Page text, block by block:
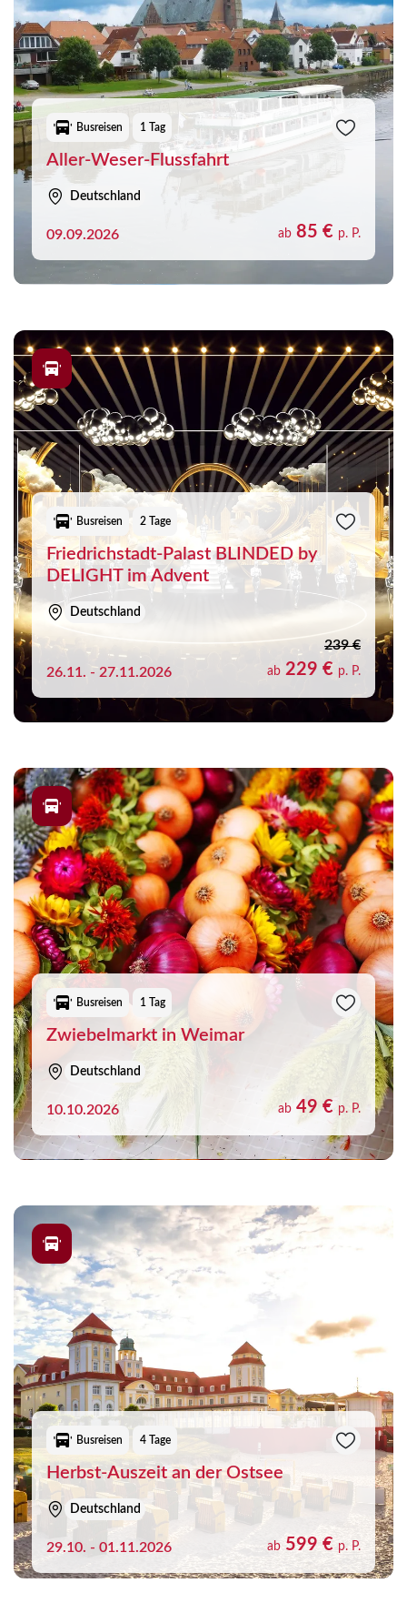
Busreisen 1 Tag
Aller-Weser-Flussfahrt
Deutschland
09.09.2026 ab 85 € p. P.
Busreisen 2 Tage
Friedrichstadt-Palast BLINDED by
DELIGHT im Advent
Deutschland
26.11. - 27.11.2026
239 €
ab 229 € p. P.
Busreisen 1 Tag
Zwiebelmarkt in Weimar
Deutschland
10.10.2026 ab 49 € p. P.
Busreisen 4 Tage
Herbst-Auszeit an der Ostsee
Deutschland
29.10. - 01.11.2026 ab 599 € p. P.